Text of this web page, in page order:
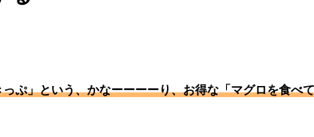
ぷ」という、かなーーーーり、お得な「マグロを食べ